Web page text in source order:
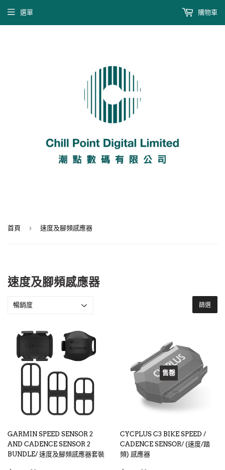
選單 購物車
首頁 › 速度及腳頻感應器
速度及腳頻感應器
篩選
GARMIN SPEED SENSOR 2
AND CADENCE SENSOR 2
BUNDLE/ 速度及腳頻感應器套裝
售罄
CYCPLUS C3 BIKE SPEED /
CADENCE SENSOR/ (速度/踏
頻) 感應器